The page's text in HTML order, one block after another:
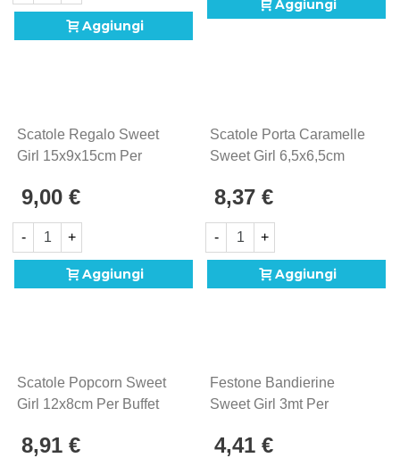
Aggiungi
Aggiungi
Scatole Regalo Sweet
Girl 15x9x15cm Per
9,00 €
- +
Aggiungi
Scatole Porta Caramelle
Sweet Girl 6,5x6,5cm
8,37 €
- +
Aggiungi
Scatole Popcorn Sweet
Girl 12x8cm Per Buffet
8,91 €
Festone Bandierine
Sweet Girl 3mt Per
4,41 €